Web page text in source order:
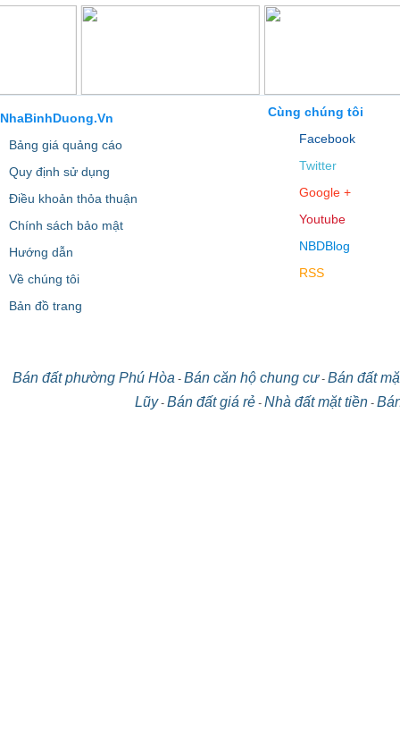
NhaBinhDuong.Vn
Bảng giá quảng cáo
Quy định sử dụng
Điều khoản thỏa thuận
Chính sách bảo mật
Hướng dẫn
Về chúng tôi
Bản đồ trang
Cùng chúng tôi
Facebook
Twitter
Google +
Youtube
NBDBlog
RSS
Bán đất phường Phú Hòa - Bán căn hộ chung cư- Bán đất
Lũy- Bán đất giá rẻ- Nhà đất mặt tiền-